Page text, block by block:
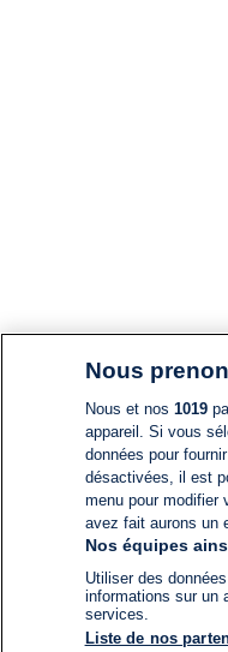
Nous
Nous et nos 1019
appareil. Si vous
données pour
désactivées, il est
menu pour modifier
avez fait aurons un
Nos équipes
Utiliser des
informations sur un
services.
Liste de nos